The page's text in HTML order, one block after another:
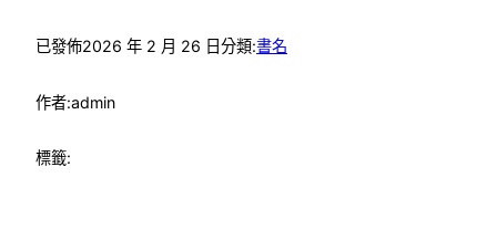
已發佈2026 年 2 月 26 日分類:書名
作者:admin
標籤: